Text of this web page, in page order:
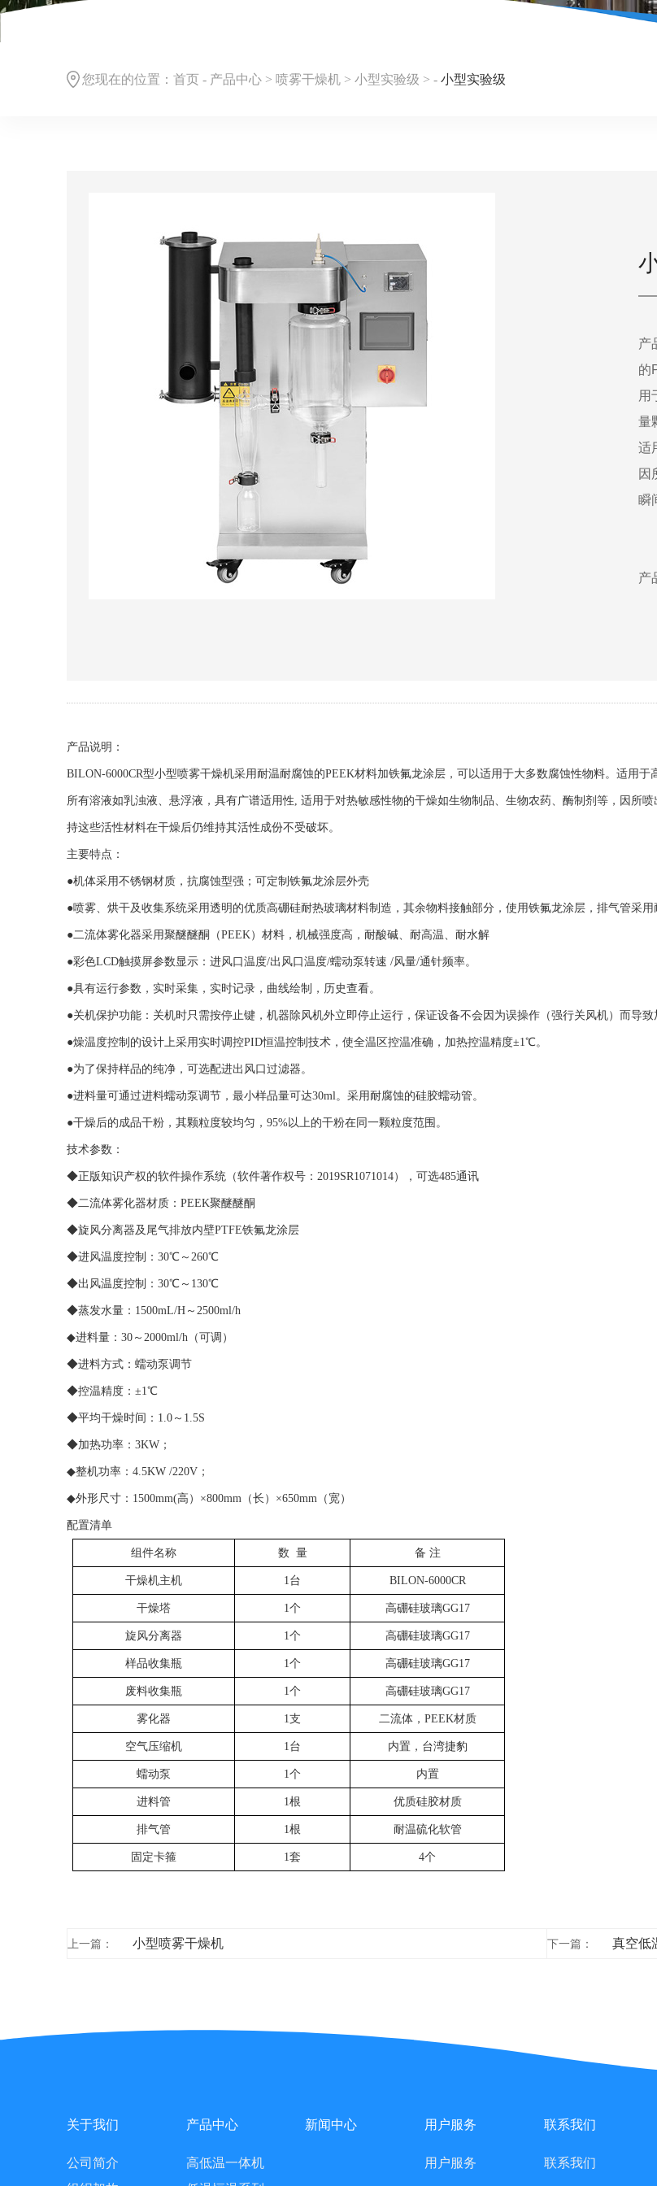
您现在的位置：首页 - 产品中心 > 喷雾干燥机 >小型实验级 > -小型实验级
产
的
用
量
适
因
瞬
产
产品说明：
BILON-6000CR型小型喷雾干燥机采用耐温耐腐蚀的PEEK材料加铁氟龙涂层，可以适用于大多数腐蚀性物料。适用
所有溶液如乳浊液、悬浮液，具有广谱适用性, 适用于对热敏感性物的干燥如生物制品、生物农药、酶制剂等，因所
持这些活性材料在干燥后仍维持其活性成份不受破坏。
主要特点：
●机体采用不锈钢材质，抗腐蚀型强；可定制铁氟龙涂层外壳
●喷雾、烘干及收集系统采用透明的优质高硼硅耐热玻璃材料制造，其余物料接触部分，使用铁氟龙涂层，排气管采
●二流体雾化器采用聚醚醚酮（PEEK）材料，机械强度高，耐酸碱、耐高温、耐水解
●彩色LCD触摸屏参数显示：进风口温度/出风口温度/蠕动泵转速 /风量/通针频率。
●具有运行参数，实时采集，实时记录，曲线绘制，历史查看。
●关机保护功能：关机时只需按停止键，机器除风机外立即停止运行，保证设备不会因为误操作（强行关风机）而导致
●燥温度控制的设计上采用实时调控PID恒温控制技术，使全温区控温准确，加热控温精度±1℃。
●为了保持样品的纯净，可选配进出风口过滤器。
●进料量可通过进料蠕动泵调节，最小样品量可达30ml。采用耐腐蚀的硅胶蠕动管。
●干燥后的成品干粉，其颗粒度较均匀，95%以上的干粉在同一颗粒度范围。
技术参数：
◆正版知识产权的软件操作系统（软件著作权号：2019SR1071014），可选485通讯
◆二流体雾化器材质：PEEK聚醚醚酮
◆旋风分离器及尾气排放内壁PTFE铁氟龙涂层
◆进风温度控制：30℃～260℃
◆出风温度控制：30℃～130℃
◆蒸发水量：1500mL/H～2500ml/h
◆进料量：30～2000ml/h（可调）
◆进料方式：蠕动泵调节
◆控温精度：±1℃
◆平均干燥时间：1.0～1.5S
◆加热功率：3KW；
◆整机功率：4.5KW /220V；
◆外形尺寸：1500mm(高）×800mm（长）×650mm（宽）
配置清单
组件名称 数 量 备 注
干燥机主机 1台 BILON-6000CR
干燥塔 1个 高硼硅玻璃GG17
旋风分离器 1个 高硼硅玻璃GG17
样品收集瓶 1个 高硼硅玻璃GG17
废料收集瓶 1个 高硼硅玻璃GG17
雾化器 1支 二流体， PEEK材质
空气压缩机 1台 内置，台湾捷豹
蠕动泵 1个 内置
进料管 1根 优质硅胶材质
排气管 1根 耐温硫化软管
固定卡箍 1套 4个
上一篇： 小型喷雾干燥机 下一篇： 真空低
关于我们
公司简介
产品中心
高低温一体机
新闻中心 用户服务
用户服务
联系我们
联系我们